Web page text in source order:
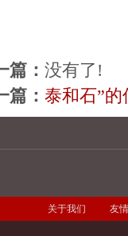
篇： 没有了!
篇： 泰和石”的
关于我们 友